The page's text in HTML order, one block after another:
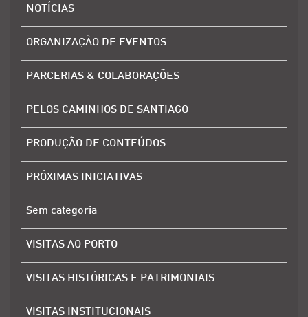
NOTÍCIAS
ORGANIZAÇÃO DE EVENTOS
PARCERIAS & COLABORAÇÕES
PELOS CAMINHOS DE SANTIAGO
PRODUÇÃO DE CONTEÚDOS
PRÓXIMAS INICIATIVAS
Sem categoria
VISITAS AO PORTO
VISITAS HISTÓRICAS E PATRIMONIAIS
VISITAS INSTITUCIONAIS